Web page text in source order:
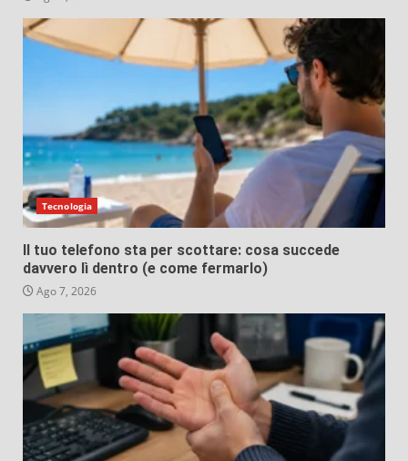
Tecnologia
Il tuo telefono sta per scottare: cosa succede
davvero lì dentro (e come fermarlo)
Ago 7, 2026